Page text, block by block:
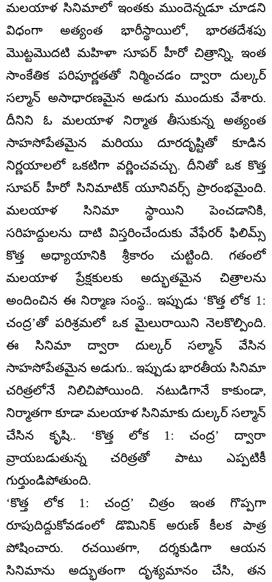
మలయాళ సినిమాలో ఇంతకు ముందెన్నడూ చూడని
విధంగా అత్యంత భారీస్థాయిలో, భారతదేశపు
మొట్టమొదటి మహిళా సూపర్ హీరో చిత్రాన్ని, ఇంత
సాంకేతిక పరిపూర్ణతతో నిర్మించడం ద్వారా దుల్కర్
సల్మాన్ అసాధారణమైన అడుగు ముందుకు వేశారు.
దీనిని ఓ మలయాళ నిర్మాత తీసుకున్న అత్యంత
సాహసోపేతమైన మరియు దూరదృష్టితో కూడిన
నిర్ణయాలలో ఒకటిగా వర్ణించవచ్చు. దీనితో ఒక కొత్త
సూపర్ హీరో సినిమాటిక్ యూనివర్స్ ప్రారంభమైంది.
మలయాళ సినిమా స్థాయిని పెంచడానికి,
సరిహద్దులను దాటి విస్తరించేందుకు వేఫేరర్ ఫిలిమ్స్
కొత్త అధ్యాయానికి శ్రీకారం చుట్టింది. గతంలో
మలయాళ ప్రేక్షకులకు అద్భుతమైన చిత్రాలను
అందించిన ఈ నిర్మాణ సంస్థ.. ఇప్పుడు ‘కొత్త లోక 1:
చంద్ర’తో పరిశ్రమలో ఒక మైలురాయిని నెలకొల్పింది.
ఈ సినిమా ద్వారా దుల్కర్ సల్మాన్ వేసిన
సాహసోపేతమైన అడుగు.. ఇప్పుడు భారతీయ సినిమా
చరిత్రలోనే నిలిచిపోయింది. నటుడిగానే కాకుండా,
నిర్మాతగా కూడా మలయాళ సినిమాకు దుల్కర్ సల్మాన్
చేసిన కృషి.. ‘కొత్త లోక 1: చంద్ర’ ద్వారా
వ్రాయబడుతున్న చరిత్రతో పాటు ఎప్పటికీ
గుర్తుండిపోతుంది.
‘కొత్త లోక 1: చంద్ర’ చిత్రం ఇంత గొప్పగా
రూపుదిద్దుకోవడంలో డొమినిక్ అరుణ్ కీలక పాత్ర
పోషించారు. రచయితగా, దర్శకుడిగా ఆయన
సినిమాను అద్భుతంగా దృశ్యమానం చేసి, తన